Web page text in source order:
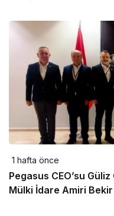
1 hafta önce
Pegasus CEO’su
Mülki İdare Amiri Bekir